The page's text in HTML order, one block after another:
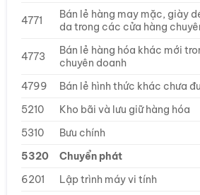
4771
Bán lẻ hàng may mặc, giày
da trong các cửa hàng
4773
Bán lẻ hàng hóa khác mới
chuyên doanh
4799
Bán lẻ hình thức khác chưa
5210
Kho bãi và lưu giữ hàng hóa
5310
Bưu chính
5320
Chuyển phát
6201
Lập trình máy vi tính